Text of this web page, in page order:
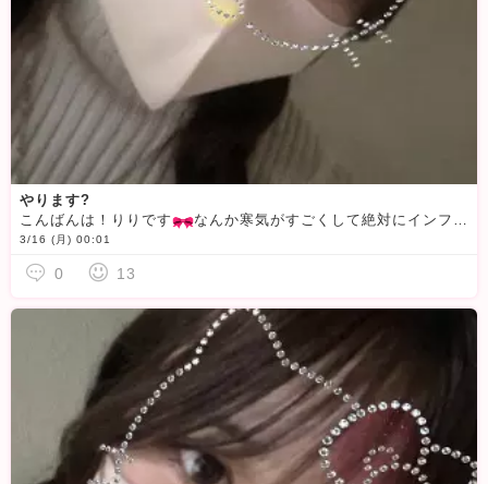
やります?
こんばんは！りりです
なんか寒気がすごくして絶対にインフルにかかったような気がするんですが、笑今日も少しやりたいと思います！来れる方は来てくださいね︎🫶
3/16 (月) 00:01
0 13